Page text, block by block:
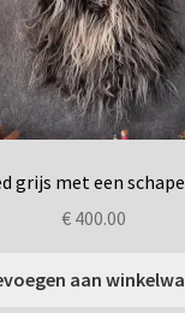
grijs met een
€ 400.00
aan